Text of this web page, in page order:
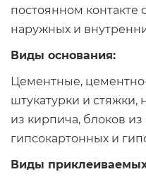
постоянном контакте
наружных и
Виды основания:
Цементные,
штукатурки и стяжки,
из кирпича, блоков из
гипсокартонных и
Виды